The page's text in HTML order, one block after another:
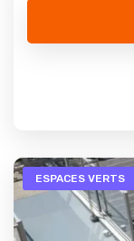
ESPACES VERTS